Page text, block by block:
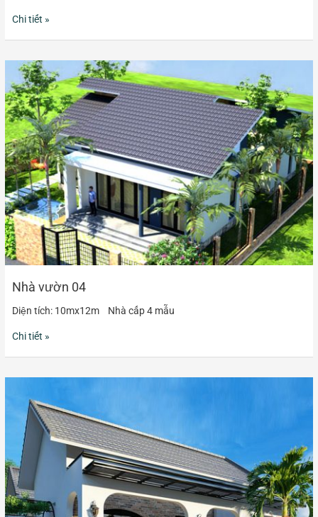
Chi tiết »
Nhà vườn 04
Diện tích: 10mx12m Nhà cấp 4 mẫu
Nhà
vườn
04
Chi tiết »